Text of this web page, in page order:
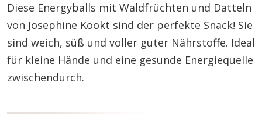
Diese Energyballs mit Waldfrüchten und Datteln
von Josephine Kookt sind der perfekte Snack! Sie
sind weich, süß und voller guter Nährstoffe. Ideal
für kleine Hände und eine gesunde Energiequelle
zwischendurch.